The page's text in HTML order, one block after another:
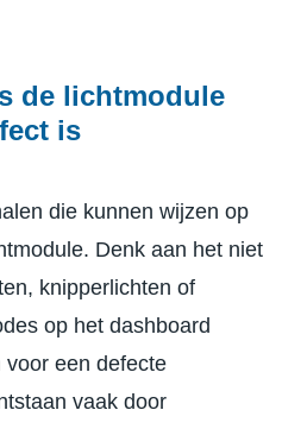
de lichtmodule
is
die kunnen wijzen op
Denk aan het niet
knipperlichten of
op het dashboard
voor een defecte
vaak door